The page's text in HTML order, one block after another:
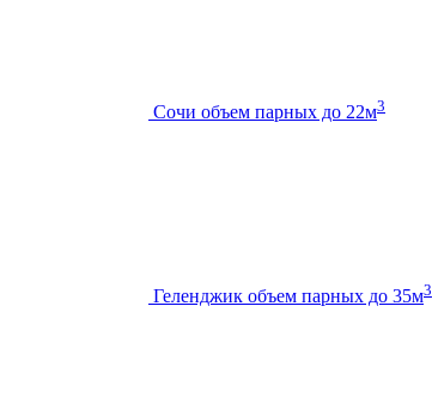
Сочи объем парных до 22м3
Геленджик объем парных до 35м3